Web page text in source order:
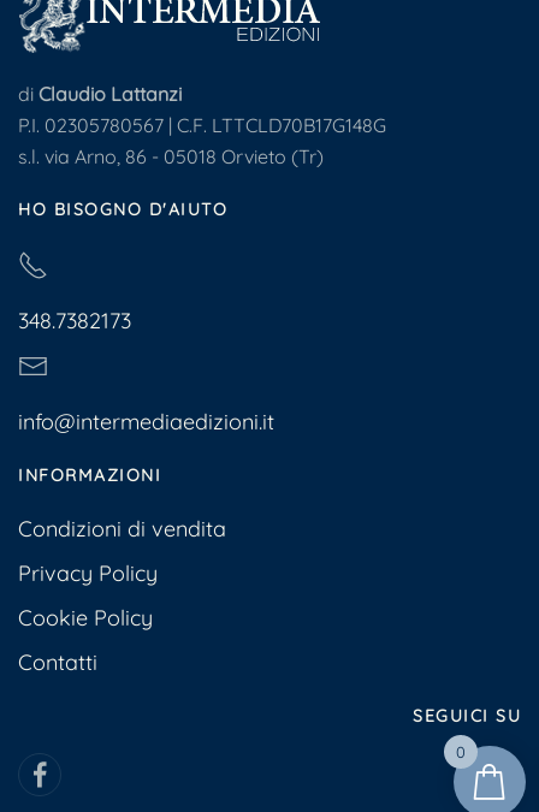
di Claudio Lattanzi
P.I. 02305780567 | C.F. LTTCLD70B17G148G
s.l. via Arno, 86 - 05018 Orvieto (Tr)
HO BISOGNO D'AIUTO
348.7382173
info@intermediaedizioni.it
INFORMAZIONI
Condizioni di vendita
Privacy Policy
Cookie Policy
Contatti
SEGUICI SU
0